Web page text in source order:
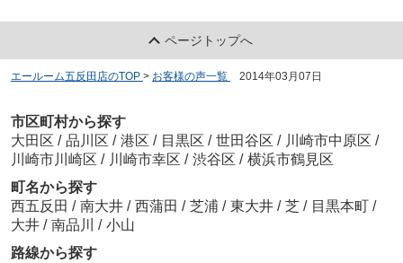
ページトップへ
エールーム五反田店のTOP > お客様の声一覧 2014年03月07日
市区町村から探す
大田区 / 品川区 / 港区 / 目黒区 / 世田谷区 / 川崎市中原区 /
川崎市川崎区 / 川崎市幸区 / 渋谷区 / 横浜市鶴見区
町名から探す
西五反田 / 南大井 / 西蒲田 / 芝浦 / 東大井 / 芝 / 目黒本町 /
大井 / 南品川 / 小山
路線から探す